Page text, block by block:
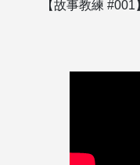
【故事教練